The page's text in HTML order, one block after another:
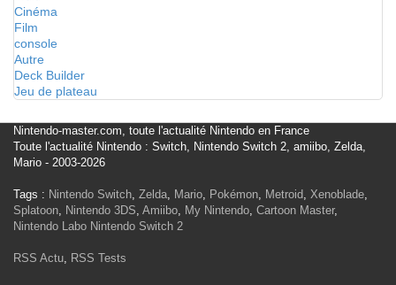
Cinéma
Film
console
Autre
Deck Builder
Jeu de plateau
Nintendo-master.com, toute l'actualité Nintendo en France
Toute l'actualité Nintendo : Switch, Nintendo Switch 2, amiibo, Zelda,
Mario - 2003-2026
Tags : Nintendo Switch, Zelda, Mario, Pokémon, Metroid, Xenoblade,
Splatoon, Nintendo 3DS, Amiibo, My Nintendo, Cartoon Master,
Nintendo Labo Nintendo Switch 2
RSS Actu, RSS Tests